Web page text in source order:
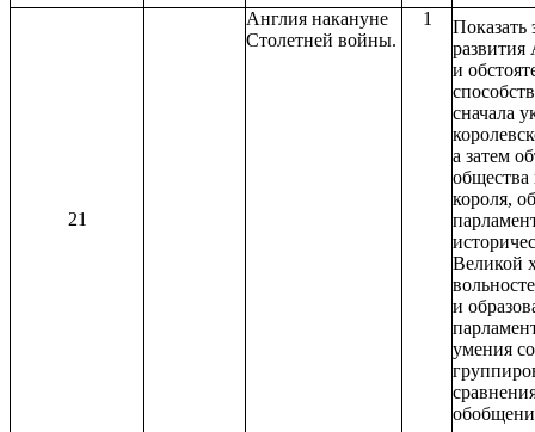
21
Англия накануне
Столетней войны.
1
Показать
развития
и
сначала
а затем
общества
короля,
Великой
и
умения